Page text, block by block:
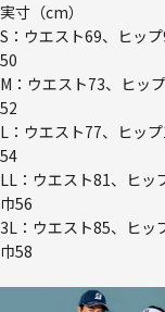
実寸（cm）
S：ウエスト69、ヒッ
50
M：ウエスト73、ヒッ
52
L：ウエスト77、ヒッ
54
LL：ウエスト81、ヒッ
巾56
3L：ウエスト85、ヒッ
巾58